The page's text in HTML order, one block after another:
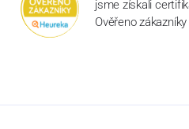
jsme získali
Ověřeno